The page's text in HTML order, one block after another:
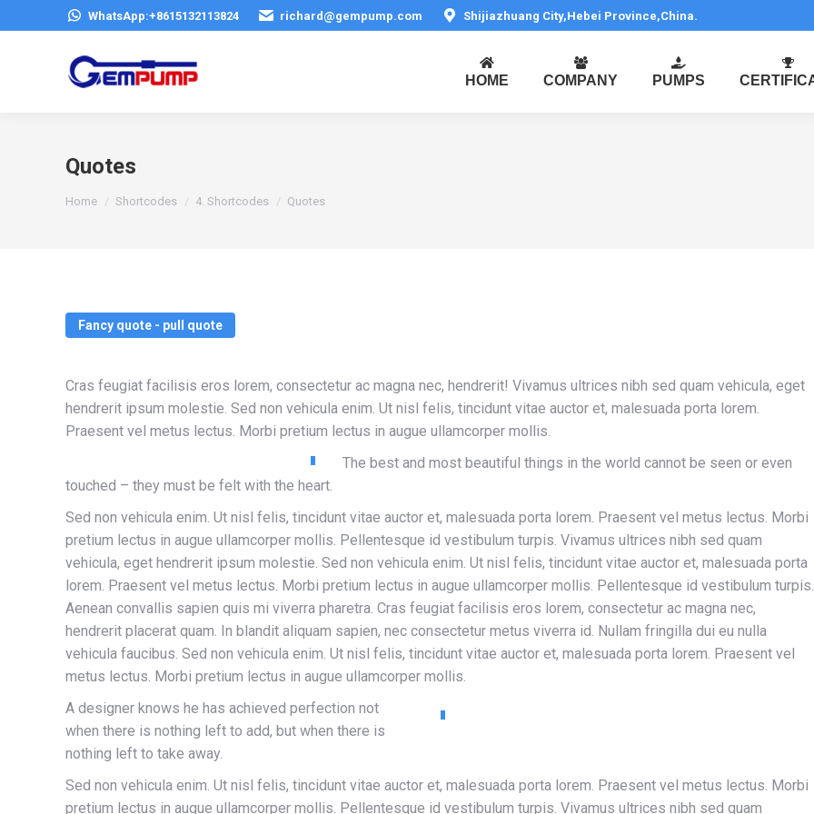
WhatsApp:+8615132113824 richard@gempump.com Shijiazhuang City,Hebei Province,China.
HOME COMPANY PUMPS
Quotes
You are here:
Home Shortcodes 4. Shortcodes Quotes
Fancy quote - pull quote
Cras feugiat facilisis eros lorem, consectetur ac magna nec, hendrerit! Vivamus ultrices nibh sed quam vehicula, eget
hendrerit ipsum molestie. Sed non vehicula enim. Ut nisl felis, tincidunt vitae auctor et, malesuada porta lorem.
Praesent vel metus lectus. Morbi pretium lectus in augue ullamcorper mollis.
The best and most beautiful things in the world cannot be seen or even
touched – they must be felt with the heart.
Sed non vehicula enim. Ut nisl felis, tincidunt vitae auctor et, malesuada porta lorem. Praesent vel metus lectus. Morbi
pretium lectus in augue ullamcorper mollis. Pellentesque id vestibulum turpis. Vivamus ultrices nibh sed quam
vehicula, eget hendrerit ipsum molestie. Sed non vehicula enim. Ut nisl felis, tincidunt vitae auctor et, malesuada porta
lorem. Praesent vel metus lectus. Morbi pretium lectus in augue ullamcorper mollis. Pellentesque id vestibulum turpis.
Aenean convallis sapien quis mi viverra pharetra. Cras feugiat facilisis eros lorem, consectetur ac magna nec,
hendrerit placerat quam. In blandit aliquam sapien, nec consectetur metus viverra id. Nullam fringilla dui eu nulla
vehicula faucibus. Sed non vehicula enim. Ut nisl felis, tincidunt vitae auctor et, malesuada porta lorem. Praesent vel
metus lectus. Morbi pretium lectus in augue ullamcorper mollis.
A designer knows he has achieved perfection not
when there is nothing left to add, but when there is
nothing left to take away.
Sed non vehicula enim. Ut nisl felis, tincidunt vitae auctor et, malesuada porta lorem. Praesent vel metus lectus. Morbi
pretium lectus in augue ullamcorper mollis. Pellentesque id vestibulum turpis. Vivamus ultrices nibh sed quam